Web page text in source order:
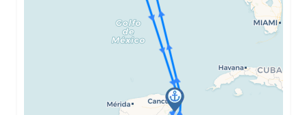
Νήσος Ροατάν, Ονδούρα
8:00